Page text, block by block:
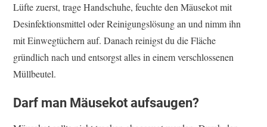
Lüfte zuerst, trage Handschuhe, feuchte den Mäusekot mit
Desinfektionsmittel oder Reinigungslösung an und nimm ihn
mit Einwegtüchern auf. Danach reinigst du die Fläche
gründlich nach und entsorgst alles in einem verschlossenen
Müllbeutel.
Darf man Mäusekot aufsaugen?